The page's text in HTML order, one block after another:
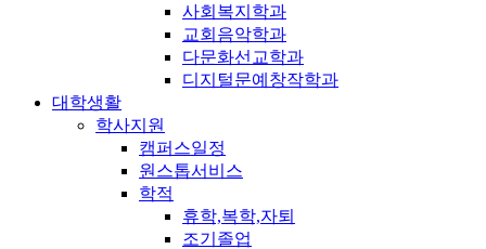
사회복지학과
교회음악학과
다문화선교학과
디지털문예창작학과
대학생활
학사지원
캠퍼스일정
원스톱서비스
학적
휴학,복학,자퇴
조기졸업